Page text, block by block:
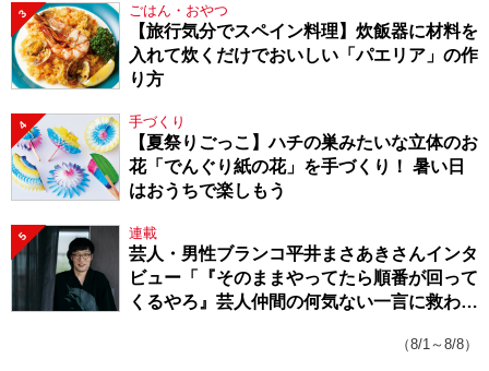
3 ごはん・おやつ
【旅行気分でスペイン料理】炊飯器に材料を
入れて炊くだけでおいしい「パエリア」の作
り方
4 手づくり
【夏祭りごっこ】ハチの巣みたいな立体のお
花「でんぐり紙の花」を手づくり！ 暑い日
はおうちで楽しもう
5 連載
芸人・男性ブランコ平井まさあきさんインタ
ビュー「『そのままやってたら順番が回って
くるやろ』芸人仲間の何気ない一言に救われ
（8/1～8/8）